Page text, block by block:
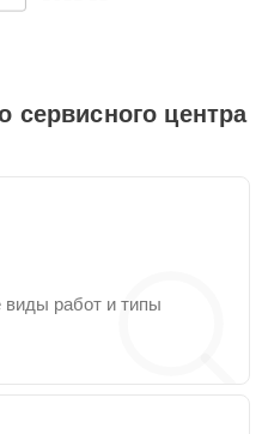
сервисного центра
виды работ и типы